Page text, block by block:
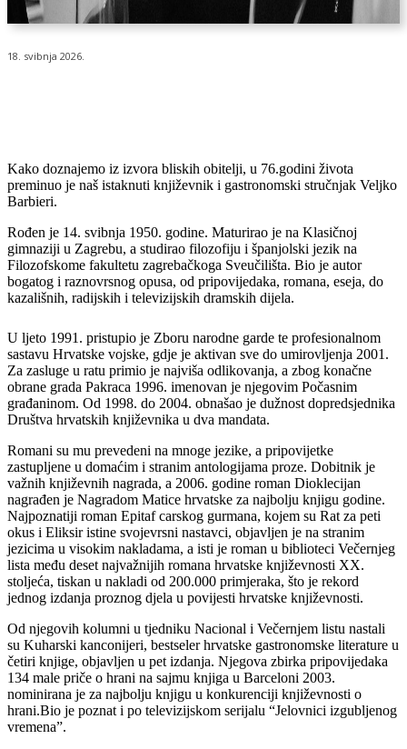
18. svibnja 2026.
Kako doznajemo iz izvora bliskih obitelji, u 76.godini života
preminuo je naš istaknuti književnik i gastronomski stručnjak Veljko
Barbieri.
Rođen je 14. svibnja 1950. godine. Maturirao je na Klasičnoj
gimnaziji u Zagrebu, a studirao filozofiju i španjolski jezik na
Filozofskome fakultetu zagrebačkoga Sveučilišta. Bio je autor
bogatog i raznovrsnog opusa, od pripovijedaka, romana, eseja, do
kazališnih, radijskih i televizijskih dramskih dijela.
U ljeto 1991. pristupio je Zboru narodne garde te profesionalnom
sastavu Hrvatske vojske, gdje je aktivan sve do umirovljenja 2001.
Za zasluge u ratu primio je najviša odlikovanja, a zbog konačne
obrane grada Pakraca 1996. imenovan je njegovim Počasnim
građaninom. Od 1998. do 2004. obnašao je dužnost dopredsjednika
Društva hrvatskih književnika u dva mandata.
Romani su mu prevedeni na mnoge jezike, a pripovijetke
zastupljene u domaćim i stranim antologijama proze. Dobitnik je
važnih književnih nagrada, a 2006. godine roman Dioklecijan
nagrađen je Nagradom Matice hrvatske za najbolju knjigu godine.
Najpoznatiji roman Epitaf carskog gurmana, kojem su Rat za peti
okus i Eliksir istine svojevrsni nastavci, objavljen je na stranim
jezicima u visokim nakladama, a isti je roman u biblioteci Večernjeg
lista među deset najvažnijih romana hrvatske književnosti XX.
stoljeća, tiskan u nakladi od 200.000 primjeraka, što je rekord
jednog izdanja proznog djela u povijesti hrvatske književnosti.
Od njegovih kolumni u tjedniku Nacional i Večernjem listu nastali
su Kuharski kanconijeri, bestseler hrvatske gastronomske literature u
četiri knjige, objavljen u pet izdanja. Njegova zbirka pripovijedaka
134 male priče o hrani na sajmu knjiga u Barceloni 2003.
nominirana je za najbolju knjigu u konkurenciji književnosti o
hrani.Bio je poznat i po televizijskom serijalu “Jelovnici izgubljenog
vremena”.